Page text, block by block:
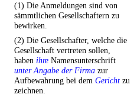
(1) Die Anmeldungen sind von
sämmtlichen Gesellschaftern zu
bewirken.
(2) Die Gesellschafter, welche die
Gesellschaft vertreten sollen,
haben ihre Namensunterschrift
unter Angabe der Firma zur
Aufbewahrung bei dem Gericht zu
zeichnen.